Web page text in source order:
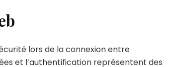
lors de la connexion entre
et l’authentification représentent des